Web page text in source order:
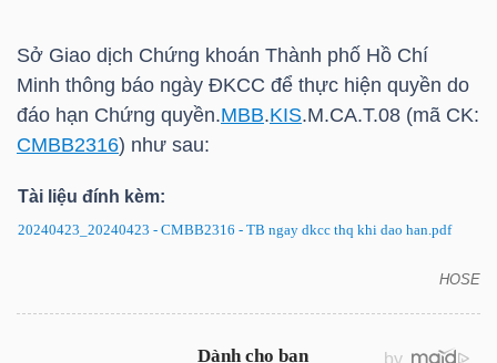
Sở Giao dịch Chứng khoán Thành phố Hồ Chí
Minh thông báo ngày ĐKCC để thực hiện quyền do
đáo hạn Chứng quyền.MBB.KIS.M.CA.T.08 (mã CK:
CMBB2316) như sau:
Tài liệu đính kèm:
20240423_20240423 - CMBB2316 - TB ngay dkcc thq khi dao han.pdf
HOSE
BẤT
SẢN